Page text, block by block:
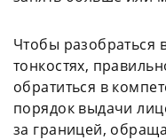
Чтобы разобраться
тонкостях,
обратиться в
порядок выдачи
за границей,